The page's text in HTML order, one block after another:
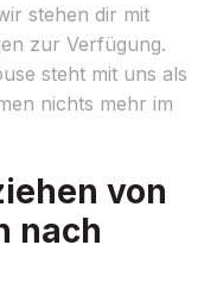
stehen dir mit
zur Verfügung.
steht mit uns als
nichts mehr im
von
nach